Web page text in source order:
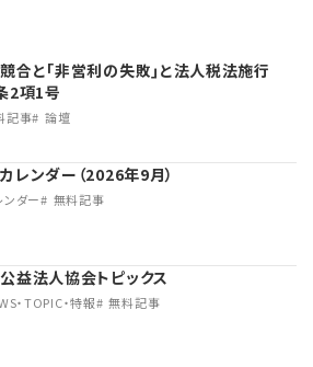
合と｢非営利の失敗｣と法人税法施行
2項1号
記事 論壇
レンダー（2026年9月）
ンダー 無料記事
益法人協会トピックス
・TOPIC・特報 無料記事